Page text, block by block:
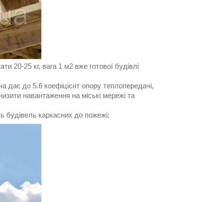
20-25 кг, вага 1 м2 вже готової будівлі
до 5.6 коефіцієнт опору теплопередачі,
навантаження на міські мережі та
будівель каркасних до пожежі;